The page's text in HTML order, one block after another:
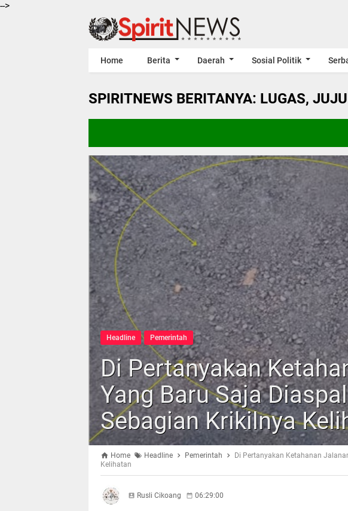
-->
Home Berita Daerah Sosial Politik
SPIRITNEWS BERITANYA: LUGAS,
Headline Pemerintah
Di Pertanyakan
Yang Baru Saja
Sebagian Krikilnya
Home Headline Pemerintah
Di Pertanyakan Ketahanan
Kelihatan
Rusli Cikoang 06:29:00